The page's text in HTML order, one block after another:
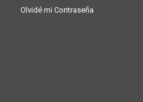
Olvidé mi Contraseña